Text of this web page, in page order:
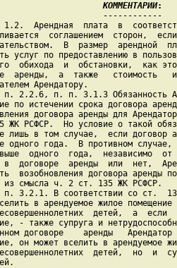
  КОММЕНТАРИИ
:
------------
1.2.  Арендная  плата  в
соглашением  сторон,
В  размер  арендной
услуг по предоставлению в
обихода  и  обстановки,  как
аренды,  а  также   стоимость
Арендатору.
п. 2.2.6, п. п. 3.1.3 Обязанность
по истечении срока договора
договора аренды для
ЖК РСФСР.  Но условие о такой
лишь в том случае,  если договор
одного года.  В противном случае,
одного  года,  независимо  от
в  договоре  аренды  или  нет,
возобновления договора аренды
из смысла ч. 2 ст. 135 ЖК РСФСР.
п. 3.2.1. В соответствии со ст.
в арендуемое жилое помещение
детей,  а  если
- также супруга и
договоре    аренды   Арендатор
он может вселить в арендуемое
детей,  но  и